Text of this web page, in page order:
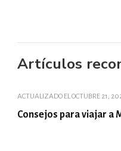
Artículos
ACTUALIZADO EL OCTUBRE 21,
Consejos para viajar a